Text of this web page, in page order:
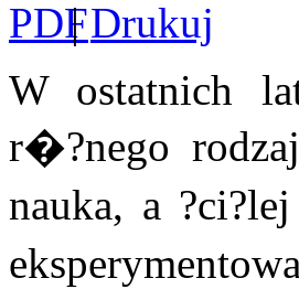
|
W ostatnich
r�?nego
nauka, a